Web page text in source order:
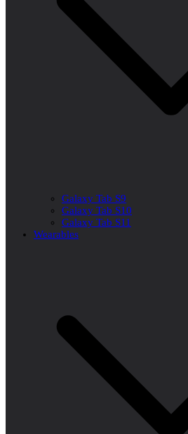
Galaxy Tab S9
Galaxy Tab S10
Galaxy Tab S11
Wearables